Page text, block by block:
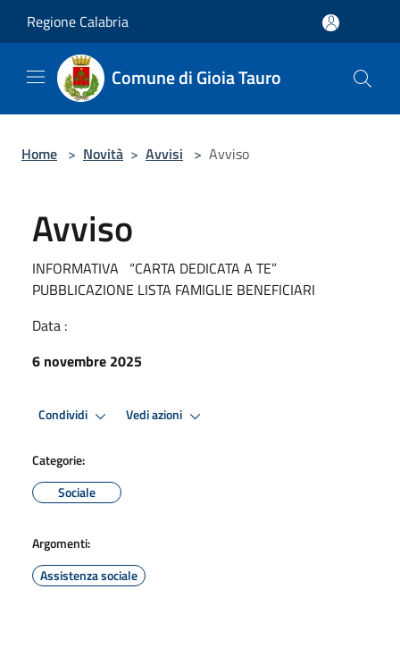
Regione Calabria
Comune di Gioia Tauro
Home > Novità > Avvisi > Avviso
Avviso
INFORMATIVA “CARTA DEDICATA A TE”
PUBBLICAZIONE LISTA FAMIGLIE BENEFICIARI
Data :
6 novembre 2025
Condividi Vedi azioni
Categorie:
Sociale
Argomenti:
Assistenza sociale